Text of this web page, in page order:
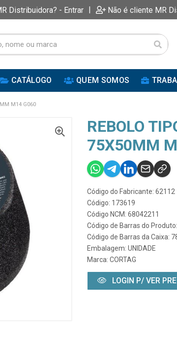
Distribuidora? - Entrar | Não é cliente MR
CATÁLOGO QUEM SOMOS
M14 G060
REBOLO
75X50MM
Código do Fabricante: 62112
Código: 173619
Código NCM: 68042211
Código de Barras do
Código de Barras da Caixa:
Embalagem: UNIDADE
Marca: CORTAG
LOGIN P/ VER